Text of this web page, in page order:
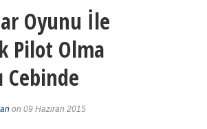
Oyunu İle
Pilot Olma
Cebinde
on 09 Haziran 2015